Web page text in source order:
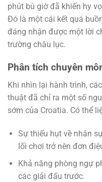
phút bù giờ đã khiến hy
Đó là một cái kết quá
đáng nhận được một lời
trường châu lục.
Phân tích chuyên
Khi nhìn lại hành trình,
thuật đã chỉ ra một số
sớm của Croatia. Có thể
Sự thiếu hụt về nhân
lối chơi trở nên đơn
Khả năng phòng ngự
các giải đấu trước.